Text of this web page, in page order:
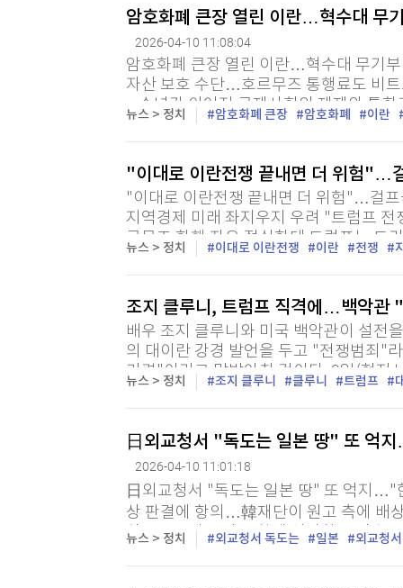
암호화폐 큰장 열린 이란…혁수대 무
2026-04-10 11:08:04
암호화폐 큰장 열린 이란…혁수대 무기
자산 보호 수단…호르무즈 통행료도 비
= 수년간 이어진 국제사회의 제재와 통
손'으로 변모시켰다고 월스트리트저널
뉴스 > 정치 암호화폐 큰장 암호화폐 이란
"이대로 이란전쟁 끝내면 더 위험"…
"이대로 이란전쟁 끝내면 더 위험"…걸
지역경제 미래 좌지우지 우려 "트럼프
르무즈 항행 자유 절실한데 트럼프는 도
운 기자 = "이 전쟁을 시작한 것은 실수였
뉴스 > 정치 이대로 이란전쟁 이란 전쟁
조지 클루니, 트럼프 직격에…백악관
배우 조지 클루니와 미국 백악관이 설전
의 대이란 강경 발언을 두고 "전쟁범죄"
기력"이라고 맞받아친 것이다. 9일(현지
니는 전날 이탈리아 쿠네오에서 고등학
뉴스 > 정치 조지 클루니 클루니 트럼프
日외교청서 "독도는 일본 땅" 또 억
2026-04-10 11:01:18
日외교청서 "독도는 일본 땅" 또 억지
상 판결에 항의…韓재단이 원고 측에
하…북중러 군사 동향에 심각한 우려 (도
공개한 2026년판 외교청서에서 "독도는
뉴스 > 정치 외교청서 독도는 일본 외교청서